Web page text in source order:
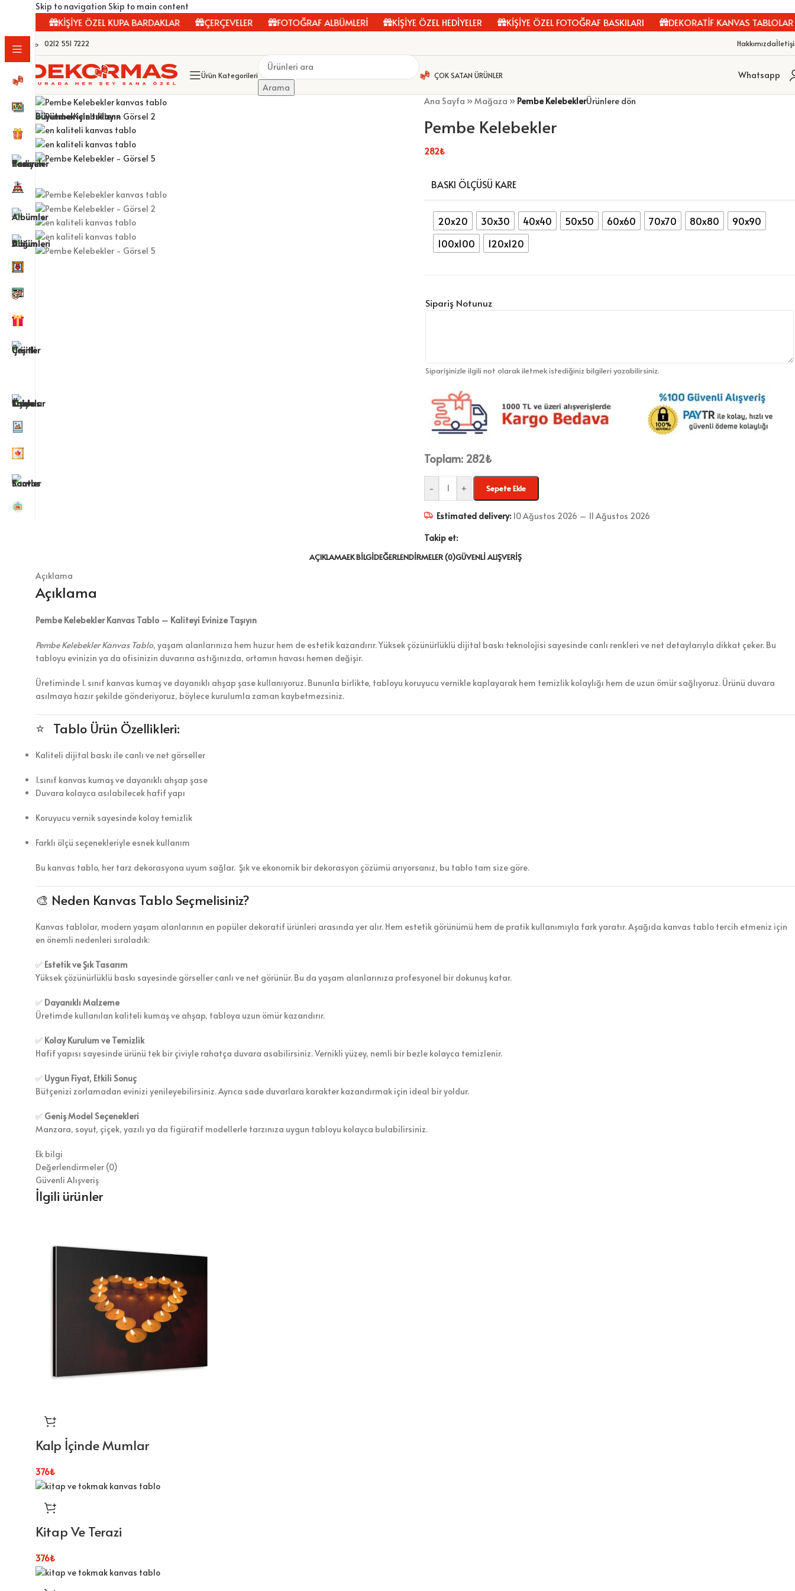
Skip to navigation Skip to main content
KİŞİYE ÖZEL KUPA BARDAKLAR ÇERÇEVELER FOTOĞRAF ALBÜMLERİ KİŞİYE ÖZEL HEDİYELER KİŞİYE ÖZEL FOTOĞRAF BASKILARI DEKORATİF KANVAS TABLOLAR
0212 551 7222 Hakkımızda
Ürün Kategorileri
Arama
ÇOK SATAN ÜRÜNLER Whatsapp
Büyütmek için tıklayın
Ana Sayfa »Mağaza » Pembe KelebeklerÜrünlere dön
Pembe Kelebekler
282₺
BASKI ÖLÇÜSÜ KARE
20x20 30x30 40x40 50x50 60x60 70x70 80x80
90x90
100x100
120x120
Sipariş Notunuz
Siparişinizle ilgili not olarak iletmek istediğiniz bilgileri yazabilirsiniz.
Toplam: 282₺
- + Sepete Ekle
Estimated delivery: 10 Ağustos 2026 – 11 Ağustos 2026
Takip et:
AÇIKLAMAEK BILGIDEĞERLENDIRMELER (0)GÜVENLI ALIŞVERIŞ
Açıklama
Açıklama
Pembe Kelebekler Kanvas Tablo – Kaliteyi Evinize Taşıyın
Pembe Kelebekler Kanvas Tablo, yaşam alanlarınıza hem huzur hem de estetik kazandırır. Yüksek çözünürlüklü dijital baskı teknolojisi sayesinde canlı renkleri ve net detaylarıyla dikkat çeker. Bu
tabloyu evinizin ya da ofisinizin duvarına astığınızda, ortamın havası hemen değişir.
Üretiminde 1. sınıf kanvas kumaş ve dayanıklı ahşap şase kullanıyoruz. Bununla birlikte, tabloyu koruyucu vernikle kaplayarak hem temizlik kolaylığı hem de uzun ömür sağlıyoruz. Ürünü duvara
asılmaya hazır şekilde gönderiyoruz, böylece kurulumla zaman kaybetmezsiniz.
⭐ Tablo Ürün Özellikleri:
Kaliteli dijital baskı ile canlı ve net görseller
1.sınıf kanvas kumaş ve dayanıklı ahşap şase
Duvara kolayca asılabilecek hafif yapı
Koruyucu vernik sayesinde kolay temizlik
Farklı ölçü seçenekleriyle esnek kullanım
Bu kanvas tablo, her tarz dekorasyona uyum sağlar. Şık ve ekonomik bir dekorasyon çözümü arıyorsanız, bu tablo tam size göre.
🎨 Neden Kanvas Tablo Seçmelisiniz?
Kanvas tablolar, modern yaşam alanlarının en popüler dekoratif ürünleri arasında yer alır. Hem estetik görünümü hem de pratik kullanımıyla fark yaratır. Aşağıda kanvas tablo tercih etmeniz için
en önemli nedenleri sıraladık:
✅ Estetik ve Şık Tasarım
Yüksek çözünürlüklü baskı sayesinde görseller canlı ve net görünür. Bu da yaşam alanlarınıza profesyonel bir dokunuş katar.
✅ Dayanıklı Malzeme
Üretimde kullanılan kaliteli kumaş ve ahşap, tabloya uzun ömür kazandırır.
✅ Kolay Kurulum ve Temizlik
Hafif yapısı sayesinde ürünü tek bir çiviyle rahatça duvara asabilirsiniz. Vernikli yüzey, nemli bir bezle kolayca temizlenir.
✅ Uygun Fiyat, Etkili Sonuç
Bütçenizi zorlamadan evinizi yenileyebilirsiniz. Ayrıca sade duvarlara karakter kazandırmak için ideal bir yoldur.
✅ Geniş Model Seçenekleri
Manzara, soyut, çiçek, yazılı ya da figüratif modellerle tarzınıza uygun tabloyu kolayca bulabilirsiniz.
Ek bilgi
Değerlendirmeler (0)
Güvenli Alışveriş
İlgili ürünler
Kalp İçinde Mumlar
376₺
Kitap Ve Terazi
376₺